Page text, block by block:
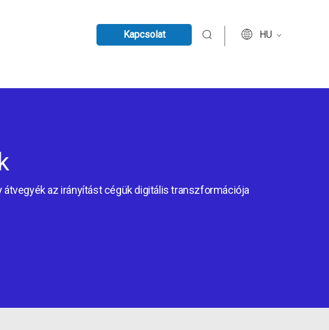
Kapcsolat HU
az irányítást cégük digitális transzformációja